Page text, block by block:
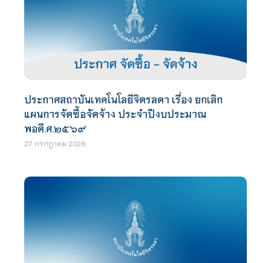
ประกาศสถาบันเทคโนโลยีจิตรลดา เรื่อง ยกเลิก
แผนการจัดซื้อจัดจ้าง ประจำปีงบประมาณ
พอดี.ศ.๒๕๖๙
27 กรกฎาคม 2026